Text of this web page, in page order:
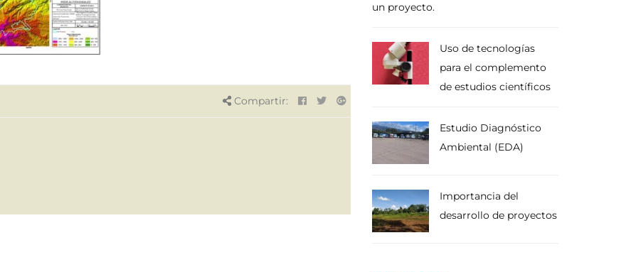
Compartir:
un proyecto.
Uso de tecnologías
para el complemento
de estudios científicos
Estudio Diagnóstico
Ambiental (EDA)
Importancia del
desarrollo de proyectos